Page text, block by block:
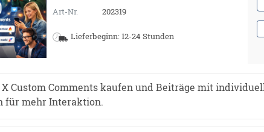
Art-Nr.
202319
Lieferbeginn: 12-24 Stunden
Custom Comments kaufen und Beiträge mit
für mehr Interaktion.